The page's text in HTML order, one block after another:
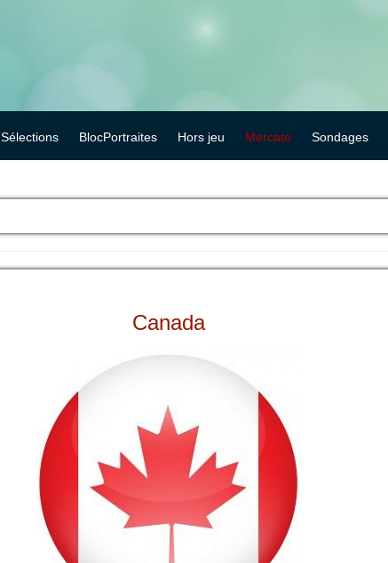
Sélections BlocPortraites Hors jeu Mercato Sondages
Canada